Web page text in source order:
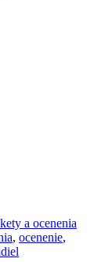
a ocenenia
, ocenenie,